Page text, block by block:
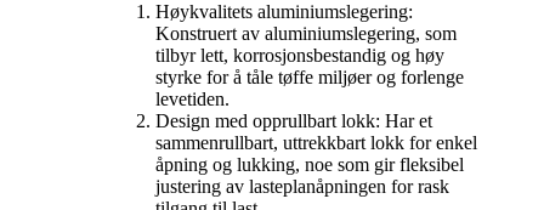
Høykvalitets aluminiumslegering:
Konstruert av aluminiumslegering, som
tilbyr lett, korrosjonsbestandig og høy
styrke for å tåle tøffe miljøer og forlenge
levetiden.
Design med opprullbart lokk: Har et
sammenrullbart, uttrekkbart lokk for enkel
åpning og lukking, noe som gir fleksibel
justering av lasteplanåpningen for rask